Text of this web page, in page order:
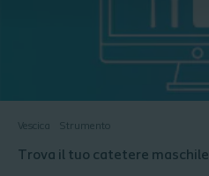
Vescica Strumento
Trova il tuo catetere maschile